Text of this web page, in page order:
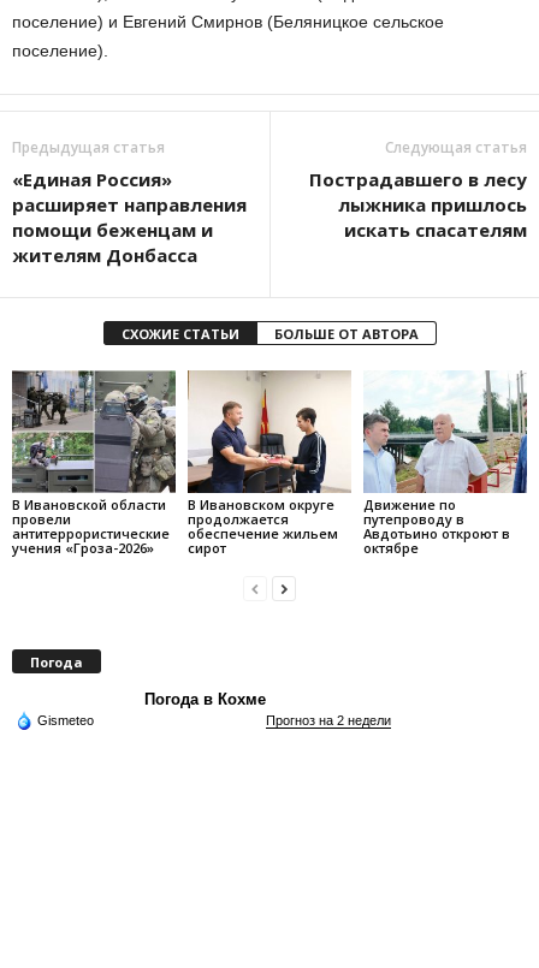
поселение) и Евгений Смирнов (Беляницкое сельское
поселение).
Предыдущая статья
«Единая Россия»
расширяет направления
помощи беженцам и
жителям Донбасса
Следующая статья
Пострадавшего в лесу
лыжника пришлось
искать спасателям
СХОЖИЕ СТАТЬИ БОЛЬШЕ ОТ АВТОРА
В Ивановской области
провели
антитеррористические
учения «Гроза-2026»
В Ивановском округе
продолжается
обеспечение жильем
сирот
Движение по
путепроводу в
Авдотьино откроют в
октябре
Погода
Погода в Кохме
Gismeteo Прогноз на 2 недели